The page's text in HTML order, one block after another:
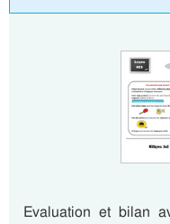
Evaluation et bilan